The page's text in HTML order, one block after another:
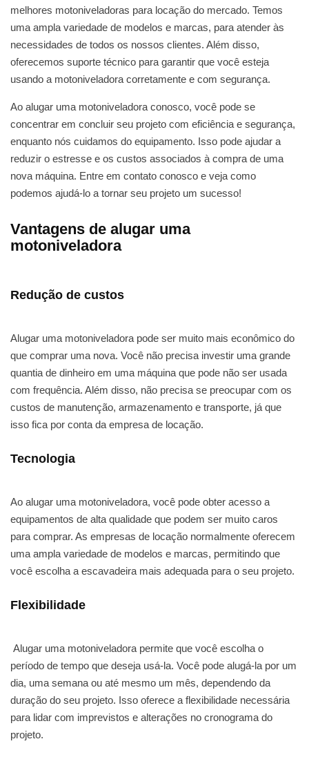
melhores motoniveladoras para locação do mercado. Temos
uma ampla variedade de modelos e marcas, para atender às
necessidades de todos os nossos clientes. Além disso,
oferecemos suporte técnico para garantir que você esteja
usando a motoniveladora corretamente e com segurança.
Ao alugar uma motoniveladora conosco, você pode se
concentrar em concluir seu projeto com eficiência e segurança,
enquanto nós cuidamos do equipamento. Isso pode ajudar a
reduzir o estresse e os custos associados à compra de uma
nova máquina. Entre em contato conosco e veja como
podemos ajudá-lo a tornar seu projeto um sucesso!
Vantagens de alugar uma
motoniveladora
Redução de custos
Alugar uma motoniveladora pode ser muito mais econômico do
que comprar uma nova. Você não precisa investir uma grande
quantia de dinheiro em uma máquina que pode não ser usada
com frequência. Além disso, não precisa se preocupar com os
custos de manutenção, armazenamento e transporte, já que
isso fica por conta da empresa de locação.
Tecnologia
Ao alugar uma motoniveladora, você pode obter acesso a
equipamentos de alta qualidade que podem ser muito caros
para comprar. As empresas de locação normalmente oferecem
uma ampla variedade de modelos e marcas, permitindo que
você escolha a escavadeira mais adequada para o seu projeto.
Flexibilidade
Alugar uma motoniveladora permite que você escolha o
período de tempo que deseja usá-la. Você pode alugá-la por um
dia, uma semana ou até mesmo um mês, dependendo da
duração do seu projeto. Isso oferece a flexibilidade necessária
para lidar com imprevistos e alterações no cronograma do
projeto.